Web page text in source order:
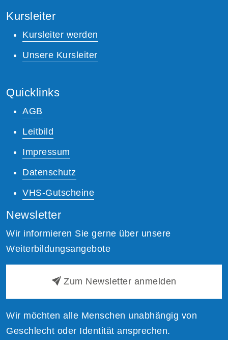
Kursleiter
Kursleiter werden
Unsere Kursleiter
Quicklinks
AGB
Leitbild
Impressum
Datenschutz
VHS-Gutscheine
Newsletter
Wir informieren Sie gerne über unsere
Weiterbildungsangebote
Zum Newsletter anmelden
Wir möchten alle Menschen unabhängig von
Geschlecht oder Identität ansprechen.